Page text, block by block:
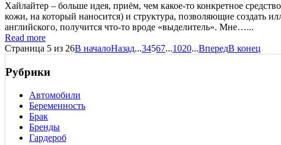
Хайлайтер – больше идея, приём, чем какое-то конкретное
кожи, на который наносится) и структура, позволяющие создать
английского, получится что-то вроде «выделитель». Мне…...
Read more
Страница 5 из 26В началоНазад...34567...1020...ВпередВ конец
Рубрики
Автомобили
Беременность
Брак
Бренды
Гардероб